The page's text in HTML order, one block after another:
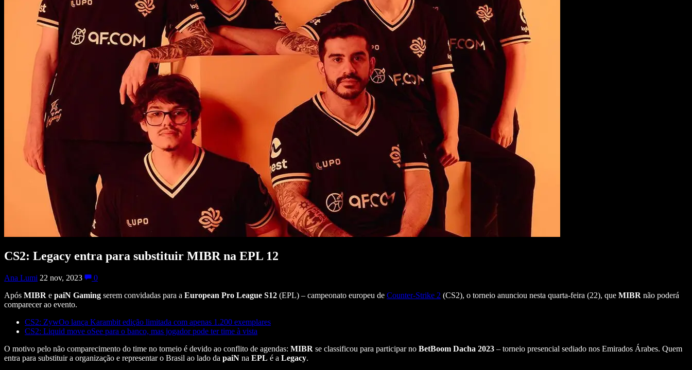
CS2: Legacy entra para substituir MIBR na EPL 12
Ana Lumi 22 nov, 2023
0
Após MIBR e paiN Gaming serem convidadas para a European Pro League S12 (EPL) – campeonato europeu de Counter-Strike 2 (CS2), o torneio anunciou nesta quarta-feira (22), que MIBR não poderá
comparecer ao evento.
CS2: ZywOo lança Karambit edição limitada com apenas 1.200 exemplares
CS2: Liquid move oSee para o banco, mas jogador pode ter time à vista
O motivo pelo não comparecimento do time no torneio é devido ao conflito de agendas: MIBR se classificou para participar no BetBoom Dacha 2023 – torneio presencial sediado nos Emirados Árabes. Quem
entra para substituir a organização e representar o Brasil ao lado da paiN na EPL é a Legacy.